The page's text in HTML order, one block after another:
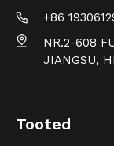
+86
NR.2-608
JIANGSU,
Tooted